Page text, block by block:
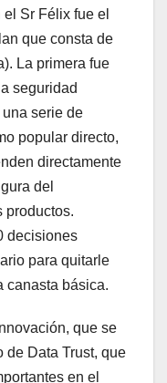
Sr Félix fue el
que consta de
La primera fue
seguridad
serie de
popular directo,
directamente
del
productos.
decisiones
para quitarle
canasta básica.
que se
de Data Trust, que
en el